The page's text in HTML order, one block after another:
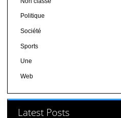
Politique
Société
Sports
Une
Web
Latest Posts